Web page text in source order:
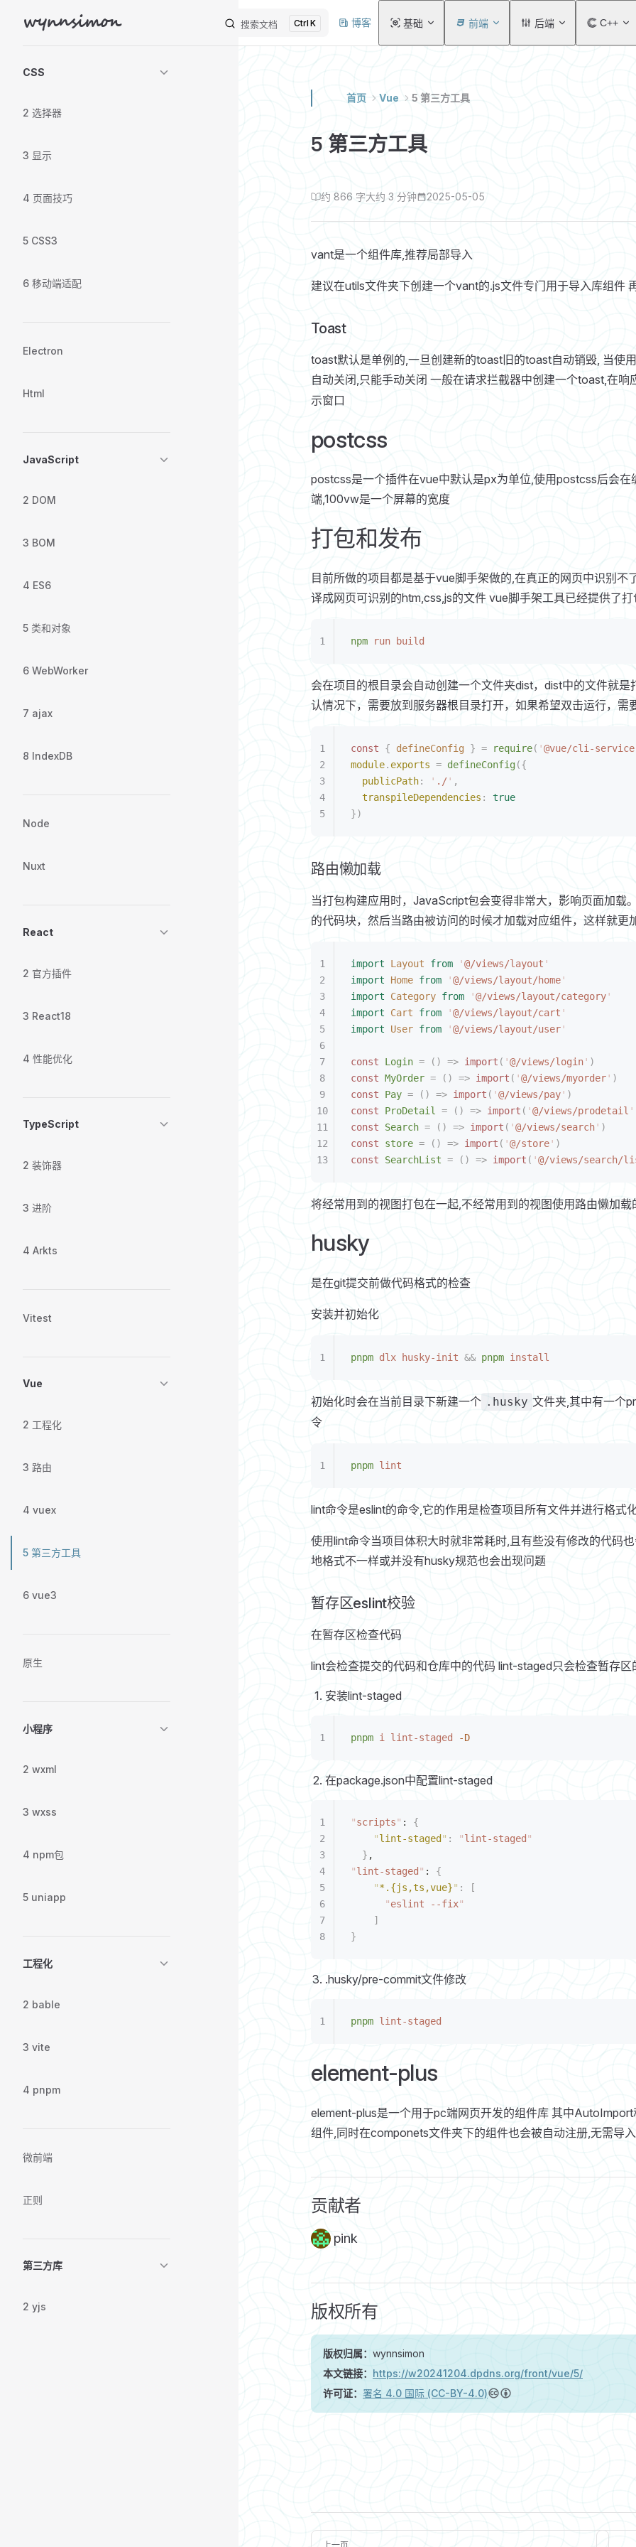
Skip to content
wynnsimon 搜索文档 K 博客 基础 前端 后端 C++
CSS
2 选择器
3 显示
4 页面技巧
5 CSS3
6 移动端适配
Electron
Html
JavaScript
2 DOM
3 BOM
4 ES6
5 类和对象
6 WebWorker
7 ajax
8 IndexDB
Node
Nuxt
React
2 官方插件
3 React18
4 性能优化
TypeScript
2 装饰器
3 进阶
4 Arkts
Vitest
Vue
2 工程化
3 路由
4 vuex
5 第三方工具
6 vue3
原生
小程序
2 wxml
3 wxss
4 npm包
5 uniapp
工程化
2 bable
3 vite
4 pnpm
微前端
正则
第三方库
2 yjs
首页 Vue 5 第三方工具
5 第三方工具
约 866 字大约 3 分钟 2025-05-05
vant是一个组件库,推荐局部导入
建议在utils文件夹下创建一个vant的.js文件专门用于导入库组件
Toast
toast默认是单例的,一旦创建新的toast旧的toast自动销毁, 当使
自动关闭,只能手动关闭 一般在请求拦截器中创建一个toast,在响
示窗口
postcss
postcss是一个插件在vue中默认是px为单位,使用postcss后会
端,100vw是一个屏幕的宽度
打包和发布
目前所做的项目都是基于vue脚手架做的,在真正的网页中识别
译成网页可识别的htm,css,js的文件 vue脚手架工具已经提供了
npm run build
会在项目的根目录会自动创建一个文件夹dist，dist中的文件就
认情况下，需要放到服务器根目录打开，如果希望双击运行，需
const { defineConfig } = require( '@vue/cli-service
module. exports = defineConfig({
  publicPath
: ' ./' ,
  transpileDependencies
:
true
})
路由懒加载
当打包构建应用时，JavaScript包会变得非常大，影响页面加载
的代码块，然后当路由被访问的时候才加载对应组件，这样就更
import Layout from '@/views/layout '
import Home from '@/views/layout/home'
import Category from '@/views/layout/category'
import Cart from '@/views/layout/cart '
import User from '@/views/layout/user'
const Login = () => import ( '@/views/login' )
const MyOrder = () => import ( '@/views/myorder' )
const Pay = () => import ( '@/views/pay' )
const ProDetail = () => import ( '@/views/prodetail '
const Search = () => import ( '@/views/search' )
const store = () => import ( '@/store' )
const SearchList = () => import ( '@/views/search/
将经常用到的视图打包在一起,不经常用到的视图使用路由懒加载
husky
是在git提交前做代码格式的检查
安装并初始化
pnpm dlx husky-init && pnpm install
初始化时会在当前目录下新建一个 .husky 文件夹,其中有一个
令
pnpm lint
lint命令是eslint的命令,它的作用是检查项目所有文件并进行格式
使用lint命令当项目体积大时就非常耗时,且有些没有修改的代码
地格式不一样或并没有husky规范也会出现问题
暂存区eslint校验
在暂存区检查代码
lint会检查提交的代码和仓库中的代码 lint-staged只会检查暂存区
安装lint-staged
pnpm i lint-staged -D
在package.json中配置lint-staged
"scripts" : {
    "
lint-staged " : "lint-staged "
  }
,
"lint-staged " : {
    "
*.{js,ts,vue}" :
[
      "
eslint --fix"
    ]
}
.husky/pre-commit文件修改
pnpm lint-staged
element-plus
element-plus是一个用于pc端网页开发的组件库 其中
组件,同时在componets文件夹下的组件也会被自动注册,无需导
贡献者
pink
版权所有
版权归属： wynnsimon
本文链接： https://w20241204.dpdns.org/front/vue/5/
许可证： 署名 4.0 国际 (CC-BY-4.0)